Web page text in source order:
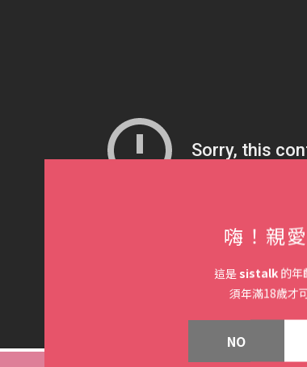
嗨！親
這是sistalk 的年
須年滿18歲才
NO